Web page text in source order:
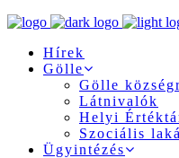
Hírek
Gölle
Gölle
Látnivalók
Helyi
Szociális
Ügyintézés